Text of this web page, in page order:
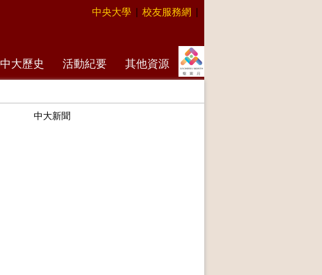
中央大學 | 校友服務網 |
中大歷史 活動紀要 其他資源
中大新聞